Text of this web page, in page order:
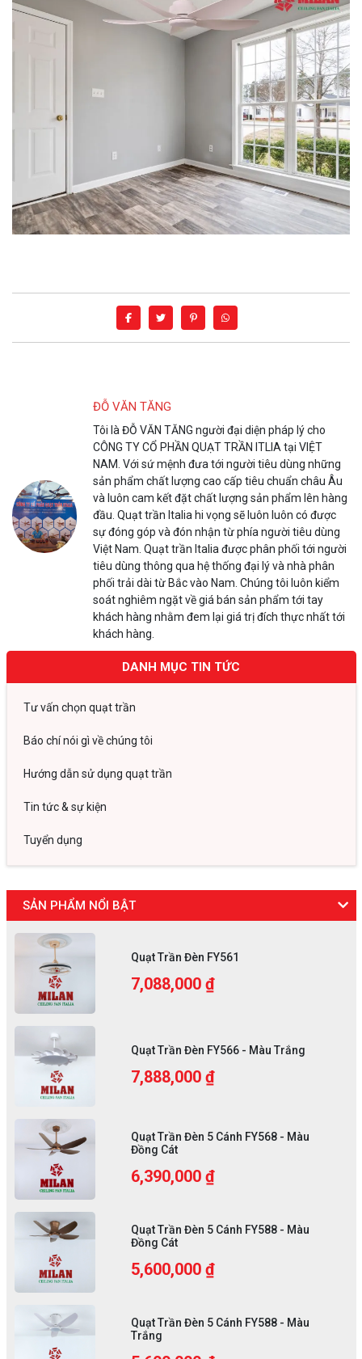
ĐỖ VĂN TĂNG
Tôi là ĐỖ VĂN TĂNG người đại diện pháp lý cho
CÔNG TY CỔ PHẦN QUẠT TRẦN ITLIA tại VIỆT
NAM. Với sứ mệnh đưa tới người tiêu dùng những
sản phẩm chất lượng cao cấp tiêu chuẩn châu Âu
và luôn cam kết đặt chất lượng sản phẩm lên hàng
đầu. Quạt trần Italia hi vọng sẽ luôn luôn có được
sự đóng góp và đón nhận từ phía người tiêu dùng
Việt Nam. Quạt trần Italia được phân phối tới người
tiêu dùng thông qua hệ thống đại lý và nhà phân
phối trải dài từ Bắc vào Nam. Chúng tôi luôn kiểm
soát nghiêm ngặt về giá bán sản phẩm tới tay
khách hàng nhằm đem lại giá trị đích thực nhất tới
khách hàng.
DANH MỤC TIN TỨC
Tư vấn chọn quạt trần
Báo chí nói gì về chúng tôi
Hướng dẫn sử dụng quạt trần
Tin tức & sự kiện
Tuyển dụng
SẢN PHẨM NỔI BẬT
Quạt Trần Đèn FY561
7,088,000 ₫
Quạt Trần Đèn FY566 - Màu Trắng
7,888,000 ₫
Quạt Trần Đèn 5 Cánh FY568 - Màu
Đồng Cát
6,390,000 ₫
Quạt Trần Đèn 5 Cánh FY588 - Màu
Đồng Cát
5,600,000 ₫
Quạt Trần Đèn 5 Cánh FY588 - Màu
Trắng